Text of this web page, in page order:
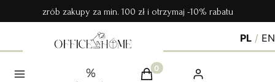
zrób zakupy za min. 100 zł i otrzymaj -10% rabatu
PL / EN
Produkty w koszyku: 0.